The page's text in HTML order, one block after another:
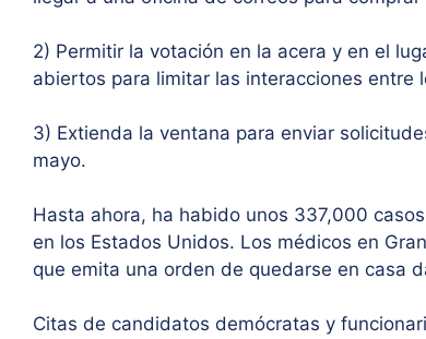
2) Permitir la votación en la acera y en el
abiertos para limitar las interacciones
3) Extienda la ventana para enviar
mayo.
Hasta ahora, ha habido unos 337,000
en los Estados Unidos. Los médicos en
que emita una orden de quedarse en casa
Citas de candidatos demócratas y